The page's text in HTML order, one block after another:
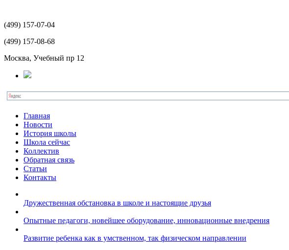
(499) 157-07-04
(499) 157-08-68
Москва, Учебный пр 12
Главная
Новости
История школы
Школа сейчас
Коллектив
Обратная связь
Статьи
Контакты
Дружественная обстановка в школе и настоящие друзья
Опытные педагоги, новейшее оборудование, инновационные внедрения
Развитие ребенка как в умственном, так физическом направлении